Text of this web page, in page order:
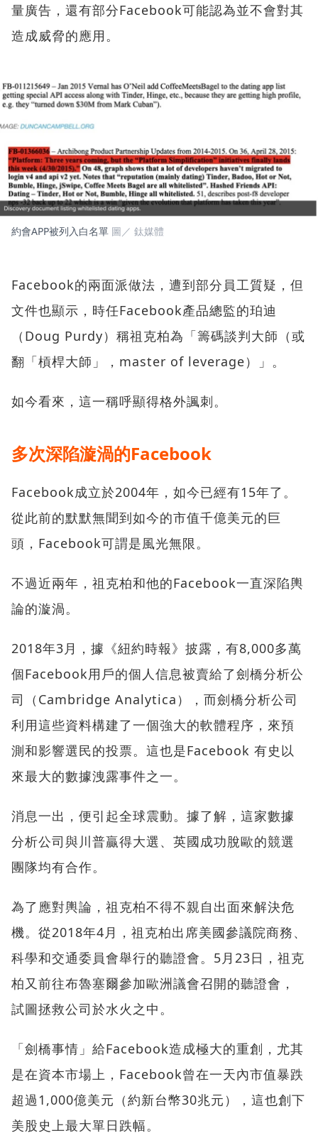
量廣告，還有部分Facebook可能認為並不會對其
造成威脅的應用。
約會APP被列入白名單 圖／ 鈦媒體
Facebook的兩面派做法，遭到部分員工質疑，但
文件也顯示，時任Facebook產品總監的珀迪
（Doug Purdy）稱祖克柏為「籌碼談判大師（或
翻「槓桿大師」，master of leverage）」。
如今看來，這一稱呼顯得格外諷刺。
多次深陷漩渦的Facebook
Facebook成立於2004年，如今已經有15年了。
從此前的默默無聞到如今的市值千億美元的巨
頭，Facebook可謂是風光無限。
不過近兩年，祖克柏和他的Facebook一直深陷輿
論的漩渦。
2018年3月，據《紐約時報》披露，有8,000多萬
個Facebook用戶的個人信息被賣給了劍橋分析公
司（Cambridge Analytica），而劍橋分析公司
利用這些資料構建了一個強大的軟體程序，來預
測和影響選民的投票。這也是Facebook 有史以
來最大的數據洩露事件之一。
消息一出，便引起全球震動。據了解，這家數據
分析公司與川普贏得大選、英國成功脫歐的競選
團隊均有合作。
為了應對輿論，祖克柏不得不親自出面來解決危
機。從2018年4月，祖克柏出席美國參議院商務、
科學和交通委員會舉行的聽證會。5月23日，祖克
柏又前往布魯塞爾參加歐洲議會召開的聽證會，
試圖拯救公司於水火之中。
「劍橋事情」給Facebook造成極大的重創，尤其
是在資本市場上，Facebook曾在一天內市值暴跌
超過1,000億美元（約新台幣30兆元），這也創下
美股史上最大單日跌幅。